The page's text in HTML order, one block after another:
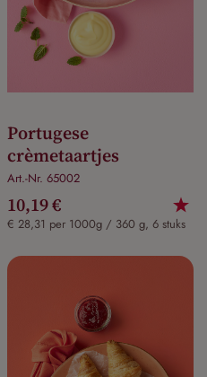
Portugese
crèmetaartjes
Art.-Nr. 65002
10,19 €
€ 28,31 per 1000g / 360 g, 6 stuks